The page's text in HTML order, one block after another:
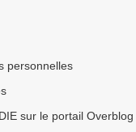
personnelles
sur le portail Overblog